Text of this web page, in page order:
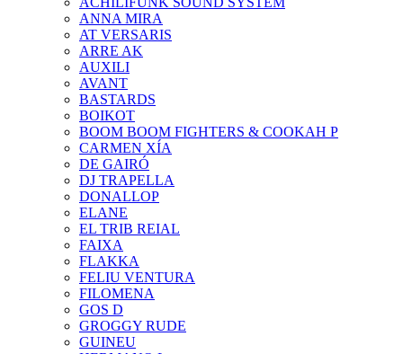
ANNA MIRA
AT VERSARIS
ARRE AK
AUXILI
AVANT
BASTARDS
BOIKOT
BOOM BOOM FIGHTERS & COOKAH P
CARMEN XÍA
DE GAIRÓ
DJ TRAPELLA
DONALLOP
ELANE
EL TRIB REIAL
FAIXA
FLAKKA
FELIU VENTURA
FILOMENA
GOS D
GROGGY RUDE
GUINEU